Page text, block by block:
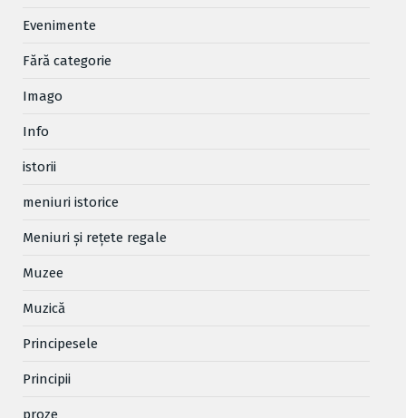
Evenimente
Fără categorie
Imago
Info
istorii
meniuri istorice
Meniuri și rețete regale
Muzee
Muzică
Principesele
Principii
proze